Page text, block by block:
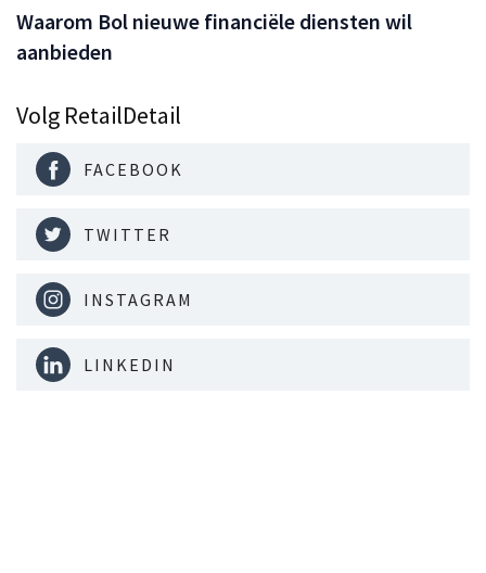
Waarom Bol nieuwe financiële diensten wil
aanbieden
Volg RetailDetail
FACEBOOK
TWITTER
INSTAGRAM
LINKEDIN